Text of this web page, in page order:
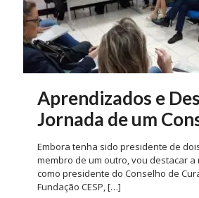
Aprendizados e
Jornada de um
Embora tenha sido presidente de
membro de um outro, vou destacar
como presidente do Conselho de
Fundação CESP,[…]